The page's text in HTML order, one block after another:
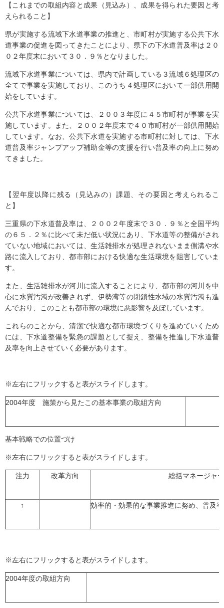
【これまでの取組内容と成果（見込み）、成果を得られた要因と考
えられること】
県が実施する流域下水道事業の推進と、市町村が実施する公共下水
道事業の促進を図ってきたことにより、県下の下水道普及率は２０
０２年度末において３０．９％となりました。
流域下水道事業については、県内で計画している３流域６処理区の
全てで事業を実施しており、このうち４処理区において一部供用開
始をしています。
公共下水道事業については、２００３年度に４５市町村が事業を実
施しています。また、２００２年度末で４０市町村が一部供用開始
しています。なお、公共下水道を実施する市町村に対しては、下水
道普及率ジャンプアップ補助金等の支援を行い普及率の向上に努め
てきました。
【翌年度以降に残る（見込みの）課題、その要因と考えられるこ
と】
三重県の下水道普及率は、２００２年度末で３０．９％と全国平均
の６５．２％に比べて未だ低い状況にあり、下水道等の整備がされ
ていない地域においては、生活雑排水が処理されないまま側溝や水
路に流入しており、都市部における快適な生活環境を阻害していま
す。
また、生活雑排水が河川に流入することにより、都市部の河川を中
心に水質汚濁が改善されず、伊勢湾等の閉鎖性水域の水質汚濁も進
んでおり、このことも都市部の環境に悪影響を及ぼしています。
これらのことから、清潔で快適な都市環境づくりを進めていくため
には、下水道整備を緊急の課題として捉え、整備を推進し下水道普
及率を向上させていく必要があります。
※左右にフリックすると表がスライドします。
2004年度 施策から見たこの基本事業の取組方向
基本戦略での位置づけ
※左右にフリックすると表がスライドします。
注力 改革方向 総括マネージャ
↑ 効率的・効果的な事業推進に努め、普及
※左右にフリックすると表がスライドします。
2004年度の取組方向